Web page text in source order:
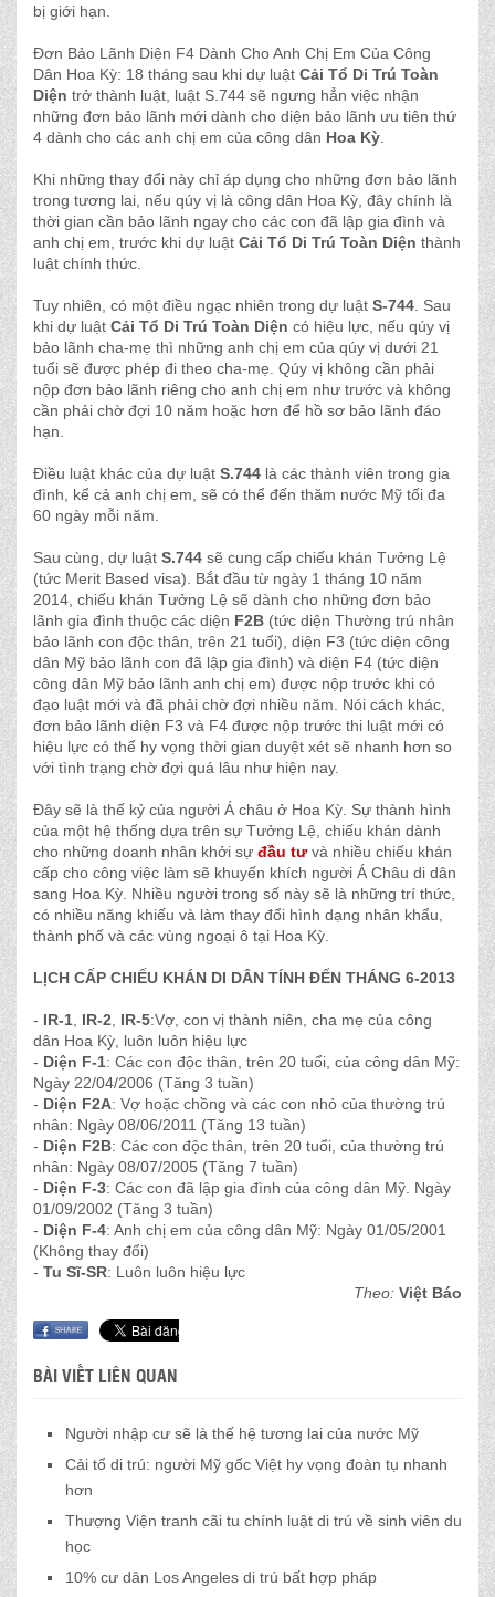
bị giới hạn.
Đơn Bảo Lãnh Diện F4 Dành Cho Anh Chị Em Của Công
Dân Hoa Kỳ: 18 tháng sau khi dự luật Cải Tổ Di Trú Toàn
Diện trở thành luật, luật S.744 sẽ ngưng hẳn việc nhận
những đơn bảo lãnh mới dành cho diện bảo lãnh ưu tiên thứ
4 dành cho các anh chị em của công dân Hoa Kỳ
Khi những thay đổi này chỉ áp dụng cho những đơn bảo lãnh
trong tương lai, nếu qúy vị là công dân Hoa Kỳ, đây chính là
thời gian cần bảo lãnh ngay cho các con đã lập gia đình và
anh chị em, trước khi dự luật Cải Tổ Di Trú Toàn Diện thành
luật chính thức.
Tuy nhiên, có một điều ngạc nhiên trong dự luật S-744 . Sau
khi dự luật Cải Tổ Di Trú Toàn Diện có hiệu lực, nếu qúy vị
bảo lãnh cha-mẹ thì những anh chị em của qúy vị dưới 21
tuổi sẽ được phép đi theo cha-mẹ. Qúy vị không cần phải
nộp đơn bảo lãnh riêng cho anh chị em như trước và không
cần phải chờ đợi 10 năm hoặc hơn để hồ sơ bảo lãnh đáo
hạn.
Điều luật khác của dự luật S.744 là các thành viên trong gia
đình, kể cả anh chị em, sẽ có thể đến thăm nước Mỹ tối đa
60 ngày mỗi năm.
Sau cùng, dự luật S.744 sẽ cung cấp chiếu khán Tưởng Lệ
(tức Merit Based visa). Bắt đầu từ ngày 1 tháng 10 năm
2014, chiếu khán Tưởng Lệ sẽ dành cho những đơn bảo
lãnh gia đình thuộc các diện F2B (tức diện Thường trú nhân
bảo lãnh con độc thân, trên 21 tuổi), diện F3 (tức diện công
dân Mỹ bảo lãnh con đã lập gia đình) và diện F4 (tức diện
công dân Mỹ bảo lãnh anh chị em) được nộp trước khi có
đạo luật mới và đã phải chờ đợi nhiều năm. Nói cách khác,
đơn bảo lãnh diện F3 và F4 được nộp trước thi luật mới có
hiệu lực có thể hy vọng thời gian duyệt xét sẽ nhanh hơn so
với tình trạng chờ đợi quá lâu như hiện nay.
Đây sẽ là thế kỷ của người Á châu ở Hoa Kỳ. Sự thành hình
của một hệ thống dựa trên sự Tưởng Lệ, chiếu khán dành
cho những doanh nhân khởi sự đầu tưvà nhiều chiếu khán
cấp cho công việc làm sẽ khuyến khích người Á Châu di dân
sang Hoa Kỳ. Nhiều người trong số này sẽ là những trí thức,
có nhiều năng khiếu và làm thay đổi hình dạng nhân khẩu,
thành phố và các vùng ngoại ô tại Hoa Kỳ.
LỊCH CẤP CHIẾU KHÁN DI DÂN TÍNH ĐẾN THÁNG 6-2013
- IR-1 IR-2 IR-5:Vợ, con vị thành niên, cha mẹ của công
dân Hoa Kỳ, luôn luôn hiệu lực
- Diện F-1: Các con độc thân, trên 20 tuổi, của công dân Mỹ:
Ngày 22/04/2006 (Tăng 3 tuần)
- Diện F2A: Vợ hoặc chồng và các con nhỏ của thường trú
nhân: Ngày 08/06/2011 (Tăng 13 tuần)
- Diện F2B: Các con độc thân, trên 20 tuổi, của thường trú
nhân: Ngày 08/07/2005 (Tăng 7 tuần)
- Diện F-3: Các con đã lập gia đình của công dân Mỹ. Ngày
01/09/2002 (Tăng 3 tuần)
- Diện F-4: Anh chị em của công dân Mỹ: Ngày 01/05/2001
(Không thay đổi)
- Tu Sĩ-SR: Luôn luôn hiệu lực
Theo: Việt Báo
BÀI VIẾT LIÊN QUAN
Người nhập cư sẽ là thế hệ tương lai của nước Mỹ
Cải tổ di trú: người Mỹ gốc Việt hy vọng đoàn tụ nhanh
hơn
Thượng Viện tranh cãi tu chính luật di trú về sinh viên du
học
10% cư dân Los Angeles di trú bất hợp pháp